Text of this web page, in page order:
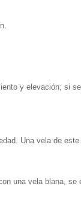
y elevación; si
Una vela de
una vela blana, se